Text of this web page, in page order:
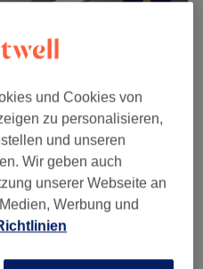
Geschlossen
wirst du deinem Traum
Permanent
perfekten Augenbrauen
kannst du dich entspannt
lassen.
und Cookies von
zu personalisieren,
und unseren
Wir geben auch
unserer Webseite an
Werbung und